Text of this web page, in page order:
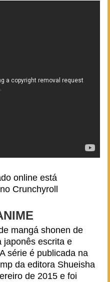
online está
Crunchyroll
mangá shonen de
japonês escrita e
série é publicada na
da editora Shueisha
de 2015 e foi